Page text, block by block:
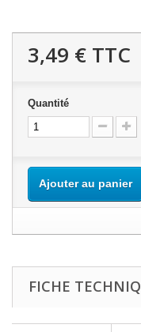
3,49 € TTC
Quantité
Ajouter au panier
FICHE